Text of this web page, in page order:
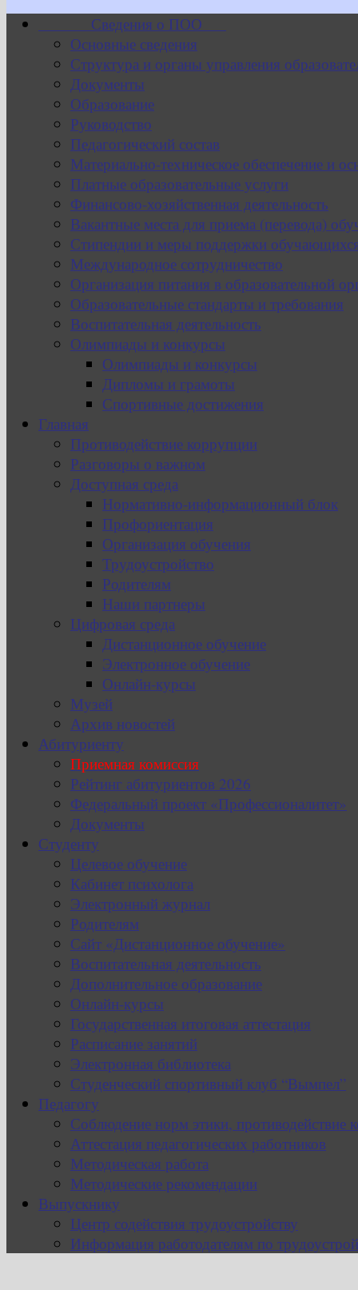
Сведения о ПОО
Основные сведения
Структура и органы управления
Документы
Образование
Руководство
Педагогический состав
Материально-техническое обеспечение и
Платные образовательные услуги
Финансово-хозяйственная деятельность
Вакантные места для приема (перевода)
Стипендии и меры поддержки
Международное сотрудничество
Организация питания в образовательной
Образовательные стандарты и требования
Воспитательная деятельность
Олимпиады и конкурсы
Олимпиады и конкурсы
Дипломы и грамоты
Спортивные достижения
Главная
Противодействие коррупции
Разговоры о важном
Доступная среда
Нормативно-информационный блок
Профориентация
Организация обучения
Трудоустройство
Родителям
Наши партнеры
Цифровая среда
Дистанционное обучение
Электронное обучение
Онлайн-курсы
Музей
Архив новостей
Абитуриенту
Приемная комиссия
Рейтинг абитуриентов 2026
Федеральный проект «Профессионалитет»
Документы
Студенту
Целевое обучение
Кабинет психолога
Электронный журнал
Родителям
Сайт «Дистанционное обучение»
Воспитательная деятельность
Дополнительное образование
Онлайн-курсы
Государственная итоговая аттестация
Расписание занятий
Электронная библиотека
Студенческий спортивный клуб “Вымпел”
Педагогу
Соблюдение норм этики, противодействие
Аттестация педагогических работников
Методическая работа
Методические рекомендации
Выпускнику
Центр содействия трудоустройству
Информация работодателям по